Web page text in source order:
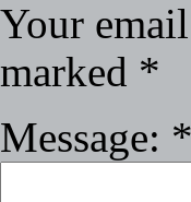
Your
marked *
Message: *